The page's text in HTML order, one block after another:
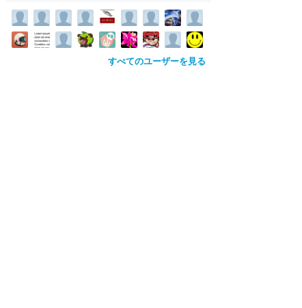
すべてのユーザーを見る